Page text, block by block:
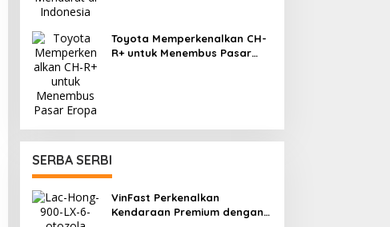
Toyota Memperkenalkan CH-
R+ untuk Menembus Pasar
SERBA SERBI
VinFast Perkenalkan
Kendaraan Premium dengan